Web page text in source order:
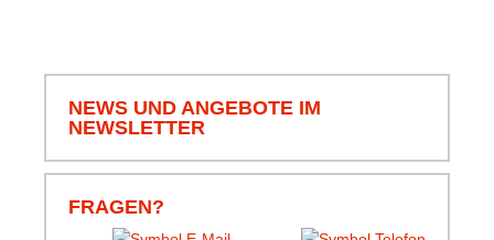
NEWS UND ANGEBOTE IM
NEWSLETTER
FRAGEN?